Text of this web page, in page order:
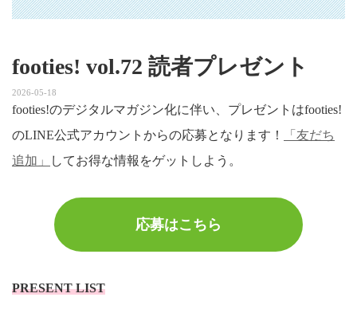
footies! vol.72 読者プレゼント
2026-05-18
footies!のデジタルマガジン化に伴い、プレゼントはfooties!
のLINE公式アカウントからの応募となります！
「友だち
追加」
してお得な情報をゲットしよう。
応募はこちら
PRESENT LIST